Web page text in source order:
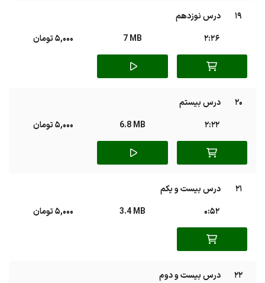
19
درس نوزدهم
2:26
7 MB 5,000 تومان
20
درس بیستم
2:22
6.8 MB 5,000 تومان
21
درس بیست و یکم
0:52
3.4 MB 5,000 تومان
22
درس بیست و دوم